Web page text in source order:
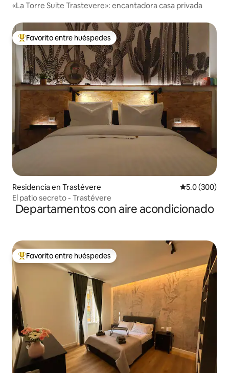
«La Torre Suite Trastevere»: encantadora casa privada
De los mejores en Favorito entre huéspedes
Favorito entre huéspedes
Residencia en Trastévere Calificación
5.0 (300)
El patio secreto - Trastévere
Departamentos con aire acondicionado
De los mejores en Favorito entre huéspedes
Favorito entre huéspedes